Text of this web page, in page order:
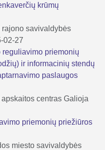
krūmų
rajono savivaldybės
02-27
priemonių
ir informacinių stendų
paslaugos
centras Galioja
priemonių priežiūros
miesto savivaldybės